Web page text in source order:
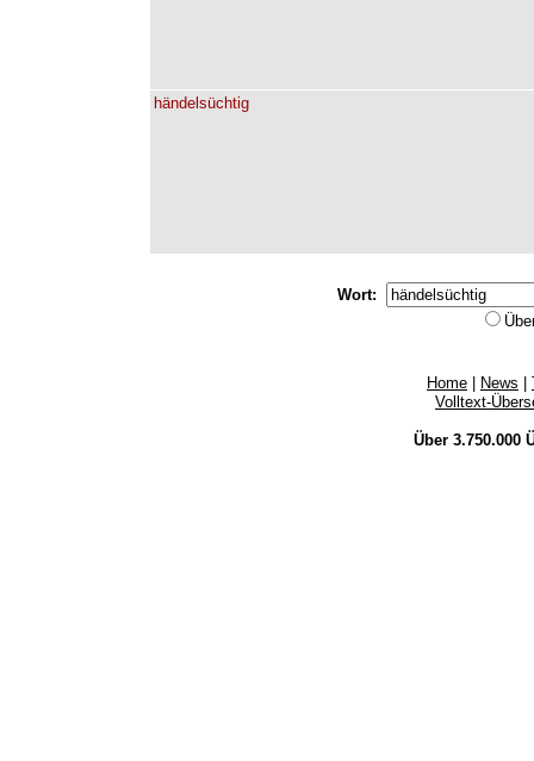
händelsüchtig
Wort:
Home News
Volltext-
Über 3.750.000